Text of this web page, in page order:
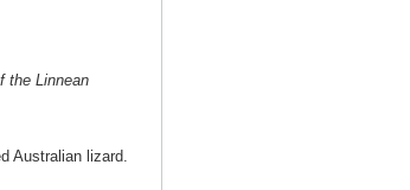
the Linnean
Australian lizard.